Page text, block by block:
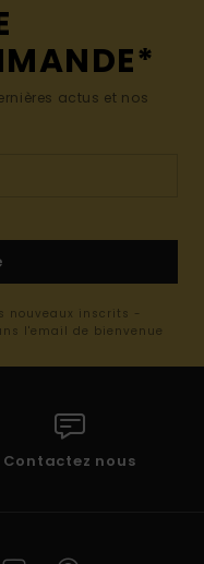
actus et nos
nouveaux inscrits -
l'email de bienvenue
Contactez nous